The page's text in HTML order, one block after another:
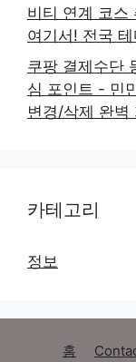
비티 연계 코스
여기서! 전국
쿠팡 결제수단
심 포인트 - 민
변경/삭제 완벽
카테고리
정보
홈